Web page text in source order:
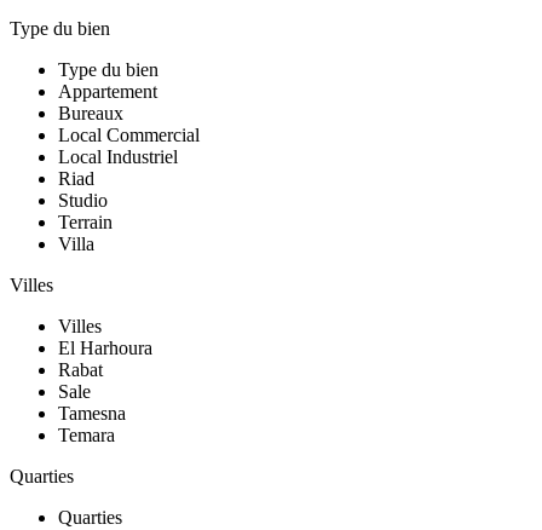
Type du bien
Type du bien
Appartement
Bureaux
Local Commercial
Local Industriel
Riad
Studio
Terrain
Villa
Villes
Villes
El Harhoura
Rabat
Sale
Tamesna
Temara
Quarties
Quarties